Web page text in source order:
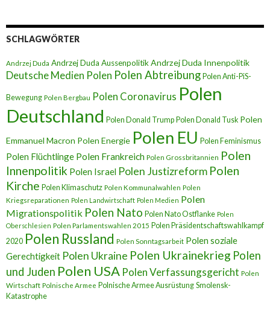
SCHLAGWÖRTER
Andrzej Duda Andrzej Duda AussenpolitikAndrzej Duda Innenpolitik
Deutsche Medien Polen Polen Abtreibung Polen Anti-PiS-
Bewegung Polen Bergbau Polen Coronavirus Polen
Deutschland Polen Donald Trump Polen Donald Tusk Polen
Emmanuel Macron Polen Energie Polen EU Polen Feminismus
Polen Flüchtlinge Polen Frankreich Polen Grossbritannien Polen
Innenpolitik Polen Israel Polen Justizreform Polen
Kirche Polen Klimaschutz Polen Kommunalwahlen Polen
Kriegsreparationen Polen Landwirtschaft Polen Medien Polen
Migrationspolitik Polen Nato Polen Nato Ostflanke Polen
Oberschlesien Polen Parlamentswahlen 2015 Polen Präsidentschaftswahlkampf
2020 Polen Russland Polen Sonntagsarbeit Polen soziale
Gerechtigkeit Polen Ukraine Polen Ukrainekrieg Polen
und Juden Polen USA Polen Verfassungsgericht Polen
Wirtschaft Polnische Armee Polnische Armee Ausrüstung Smolensk-
Katastrophe